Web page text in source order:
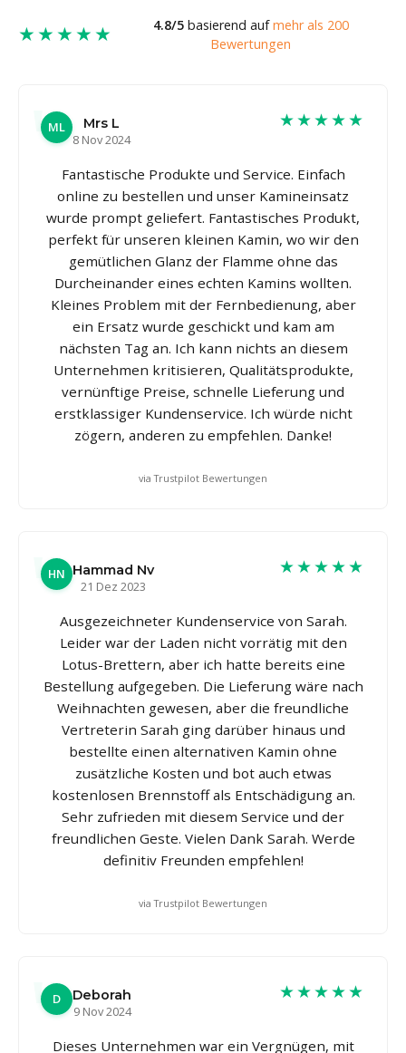
★★★★★ 4.8/5basierend aufmehr als 200
Bewertungen
ML
Mrs L
8 Nov 2024
★★★★★
Fantastische Produkte und Service. Einfach
online zu bestellen und unser Kamineinsatz
wurde prompt geliefert. Fantastisches Produkt,
perfekt für unseren kleinen Kamin, wo wir den
gemütlichen Glanz der Flamme ohne das
Durcheinander eines echten Kamins wollten.
Kleines Problem mit der Fernbedienung, aber
ein Ersatz wurde geschickt und kam am
nächsten Tag an. Ich kann nichts an diesem
Unternehmen kritisieren, Qualitätsprodukte,
vernünftige Preise, schnelle Lieferung und
erstklassiger Kundenservice. Ich würde nicht
zögern, anderen zu empfehlen. Danke!
via Trustpilot Bewertungen
HN Hammad Nv
21 Dez 2023
★★★★★
Ausgezeichneter Kundenservice von Sarah.
Leider war der Laden nicht vorrätig mit den
Lotus-Brettern, aber ich hatte bereits eine
Bestellung aufgegeben. Die Lieferung wäre nach
Weihnachten gewesen, aber die freundliche
Vertreterin Sarah ging darüber hinaus und
bestellte einen alternativen Kamin ohne
zusätzliche Kosten und bot auch etwas
kostenlosen Brennstoff als Entschädigung an.
Sehr zufrieden mit diesem Service und der
freundlichen Geste. Vielen Dank Sarah. Werde
definitiv Freunden empfehlen!
via Trustpilot Bewertungen
D
Deborah
9 Nov 2024
★★★★★
Dieses Unternehmen war ein Vergnügen, mit